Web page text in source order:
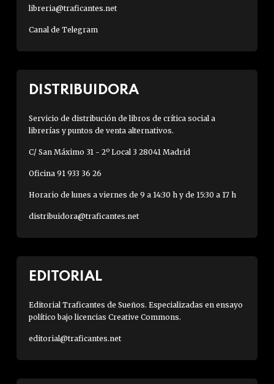
libreria@traficantes.net
Canal de Telegram
DISTRIBUIDORA
Servicio de distribución de libros de crítica social a
librerías y puntos de venta alternativos.
C/ San Máximo 31 - 2º Local 3 28041 Madrid
Oficina 91 933 36 26
Horario de lunes a viernes de 9 a 14:30 h y de 15:30 a 17 h
distribuidora@traficantes.net
EDITORIAL
Editorial Traficantes de Sueños. Especializadas en ensayo
político bajo licencias Creative Commons.
editorial@traficantes.net